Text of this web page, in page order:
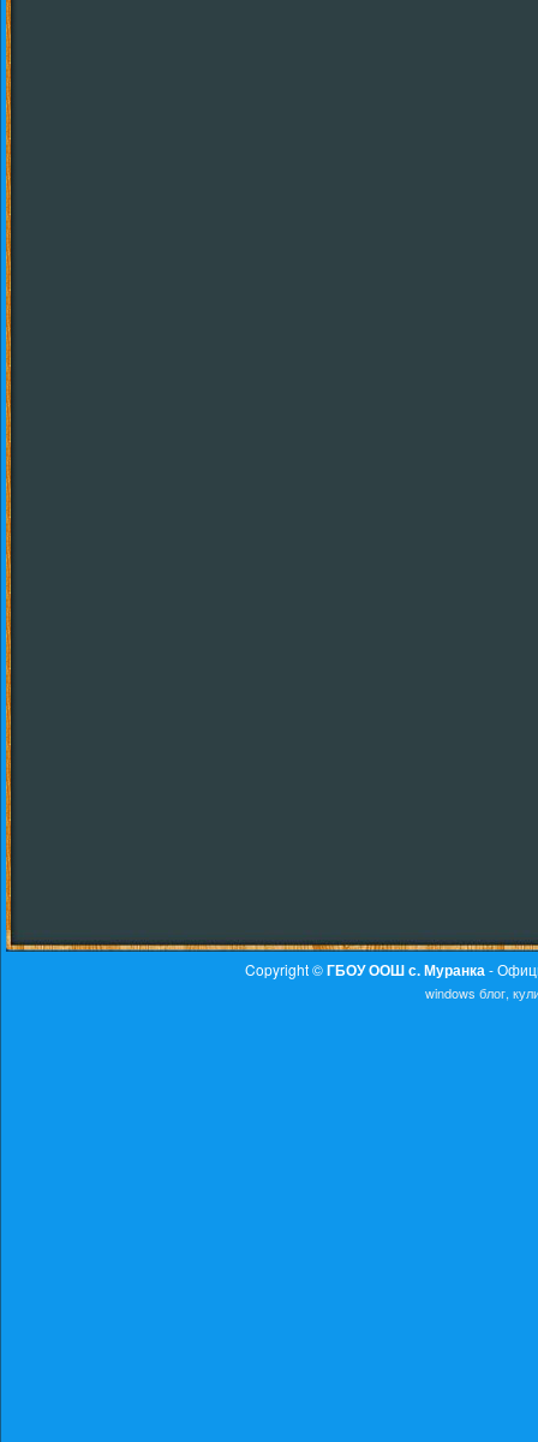
Copyright ©ГБОУ ООШ с. Муранка -
windows блог,